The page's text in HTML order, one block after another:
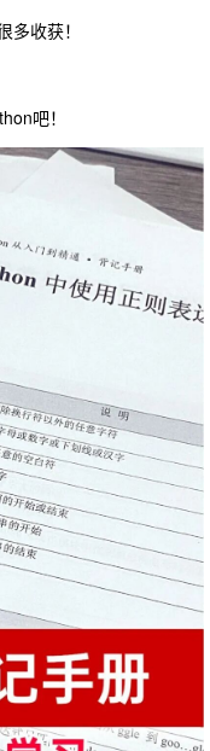
收获！
吧！